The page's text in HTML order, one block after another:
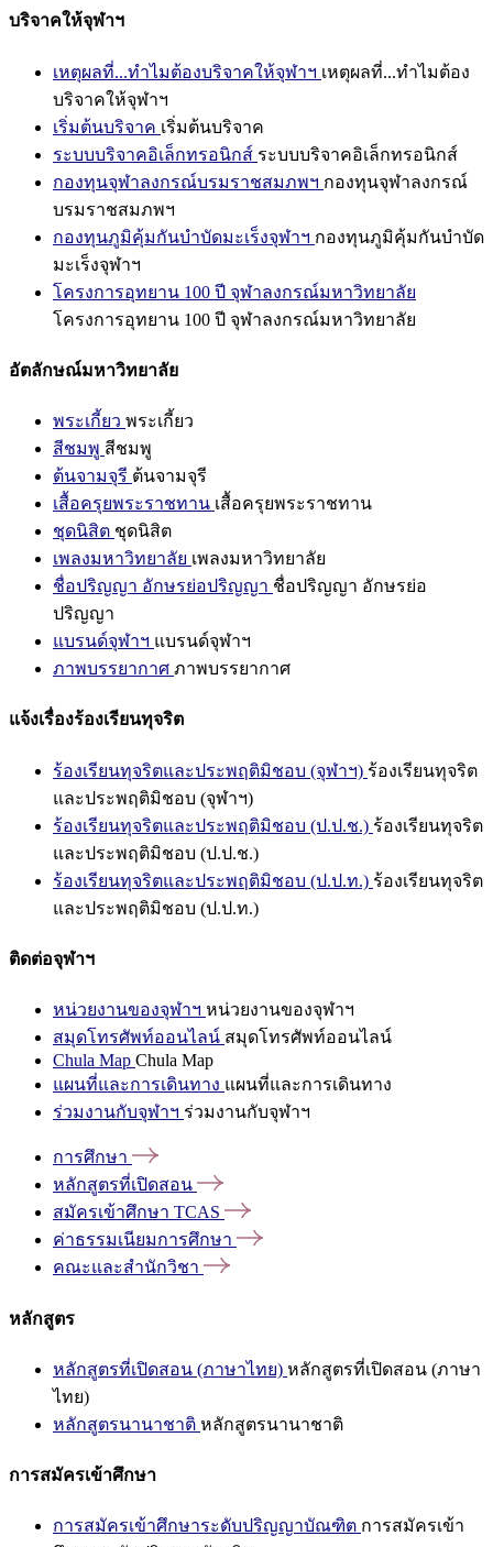
บริจาคให้จุฬาฯ
เหตุผลที่...ทำไมต้องบริจาคให้จุฬาฯ เหตุผลที่...ทำไมต้อง
บริจาคให้จุฬาฯ
เริ่มต้นบริจาค เริ่มต้นบริจาค
ระบบบริจาคอิเล็กทรอนิกส์ ระบบบริจาคอิเล็กทรอนิกส์
กองทุนจุฬาลงกรณ์บรมราชสมภพฯ กองทุนจุฬาลงกรณ์
บรมราชสมภพฯ
กองทุนภูมิคุ้มกันบำบัดมะเร็งจุฬาฯ กองทุนภูมิคุ้มกันบำบัด
มะเร็งจุฬาฯ
โครงการอุทยาน 100 ปี จุฬาลงกรณ์มหาวิทยาลัย
โครงการอุทยาน 100 ปี จุฬาลงกรณ์มหาวิทยาลัย
อัตลักษณ์มหาวิทยาลัย
พระเกี้ยว พระเกี้ยว
สีชมพู สีชมพู
ต้นจามจุรี ต้นจามจุรี
เสื้อครุยพระราชทาน เสื้อครุยพระราชทาน
ชุดนิสิต ชุดนิสิต
เพลงมหาวิทยาลัย เพลงมหาวิทยาลัย
ชื่อปริญญา อักษรย่อปริญญา ชื่อปริญญา อักษรย่อ
ปริญญา
แบรนด์จุฬาฯ แบรนด์จุฬาฯ
ภาพบรรยากาศ ภาพบรรยากาศ
แจ้งเรื่องร้องเรียนทุจริต
ร้องเรียนทุจริตและประพฤติมิชอบ (จุฬาฯ) ร้องเรียนทุจริต
และประพฤติมิชอบ (จุฬาฯ)
ร้องเรียนทุจริตและประพฤติมิชอบ (ป.ป.ช.) ร้องเรียนทุจริต
และประพฤติมิชอบ (ป.ป.ช.)
ร้องเรียนทุจริตและประพฤติมิชอบ (ป.ป.ท.) ร้องเรียนทุจริต
และประพฤติมิชอบ (ป.ป.ท.)
ติดต่อจุฬาฯ
หน่วยงานของจุฬาฯ หน่วยงานของจุฬาฯ
สมุดโทรศัพท์ออนไลน์ สมุดโทรศัพท์ออนไลน์
Chula Map Chula Map
แผนที่และการเดินทาง แผนที่และการเดินทาง
ร่วมงานกับจุฬาฯ ร่วมงานกับจุฬาฯ
การศึกษา
หลักสูตรที่เปิดสอน
สมัครเข้าศึกษา TCAS
ค่าธรรมเนียมการศึกษา
คณะและสำนักวิชา
หลักสูตร
หลักสูตรที่เปิดสอน (ภาษาไทย) หลักสูตรที่เปิดสอน (ภาษา
ไทย)
หลักสูตรนานาชาติ หลักสูตรนานาชาติ
การสมัครเข้าศึกษา
การสมัครเข้าศึกษาระดับปริญญาบัณฑิต การสมัครเข้า